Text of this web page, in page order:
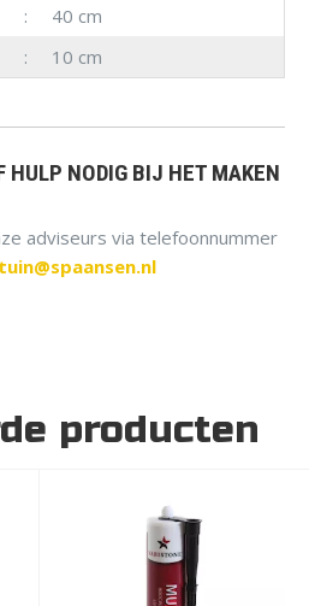
40 cm
10 cm
HULP NODIG BIJ HET MAKEN
adviseurs via telefoonnummer
tuin@spaansen.nl
producten